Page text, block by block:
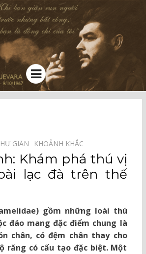
đồng
Menu
GIÃN⠀ KHOẢNH KHẮC⠀
Khám phá thú vị
lạc đà trên thế
gồm những loài thú
đáo mang đặc điểm chung là
chân, có đệm chân thay cho
răng có cấu tạo đặc biệt. Một